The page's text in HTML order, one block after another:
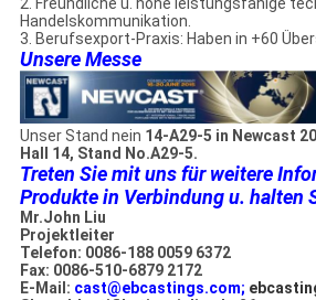
Handelskommunikation.
3. Berufsexport-Praxis: Haben in +60
Unsere Messe
Unser Stand nein 14-A29-5 in Newcast
Hall 14, Stand No.A29-5.
Treten Sie mit uns für weitere
Produkte in Verbindung u. halten
Mr.John Liu
Projektleiter
Telefon: 0086-188 0059 6372
Fax: 0086-510-6879 2172
E-Mail: cast@ebcastings.com;